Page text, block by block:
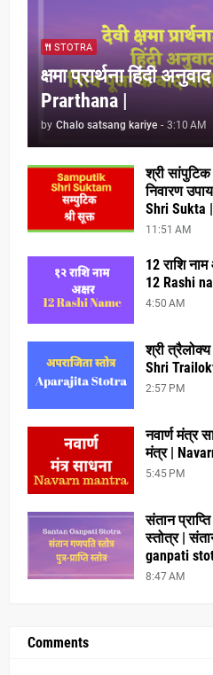
STOTRA
क्षमा प्रार्थना हिंदी
Prarthana |
by Chalo satsang kariye - 3:10 AM
श्री सांपुटिक
निवारण
Shri Sukta |
11:51 AM
12 राशि
12 Rashi
4:50 AM
श्री त्रैलोक्य
Shri
2:57 PM
नवार्ण मंत्र
मंत्र |
5:45 PM
संतान
स्तोत्र |
ganpati
8:47 AM
Comments